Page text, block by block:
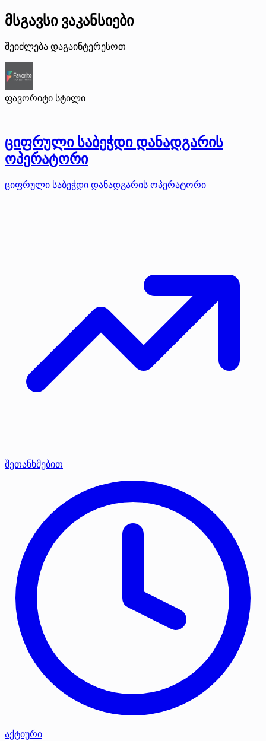
მსგავსი ვაკანსიები
შეიძლება დაგაინტერესოთ
ფავორიტი სტილი
ციფრული საბეჭდი დანადგარის
ოპერატორი
ციფრული საბეჭდი დანადგარის ოპერატორი
შეთანხმებით
აქტიური